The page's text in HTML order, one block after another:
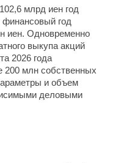
млрд иен год
финансовый год
иен. Одновременно
выкупа акций
2026 года
200 млн собственных
и объем
деловыми